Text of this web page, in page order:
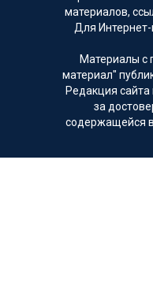
материалов,
Для
Материалы с
материал"
Редакция сайта
за
содержащейся